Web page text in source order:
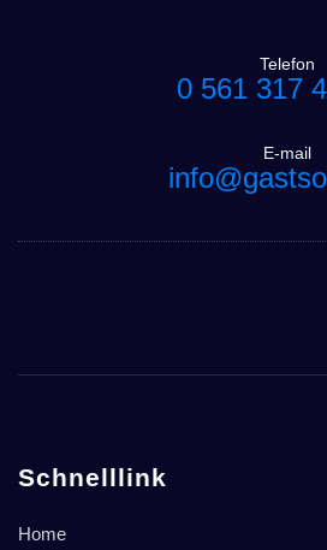
Telefon
0 561 317
E-mail
Schnelllink
Home